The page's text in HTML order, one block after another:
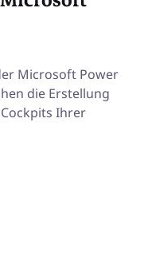
Microsoft Power
die Erstellung
Ihrer